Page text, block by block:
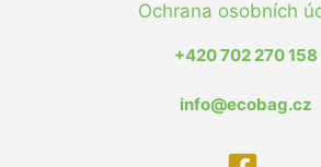
Ochrana osobních
+420 702 270 158
info@ecobag.cz